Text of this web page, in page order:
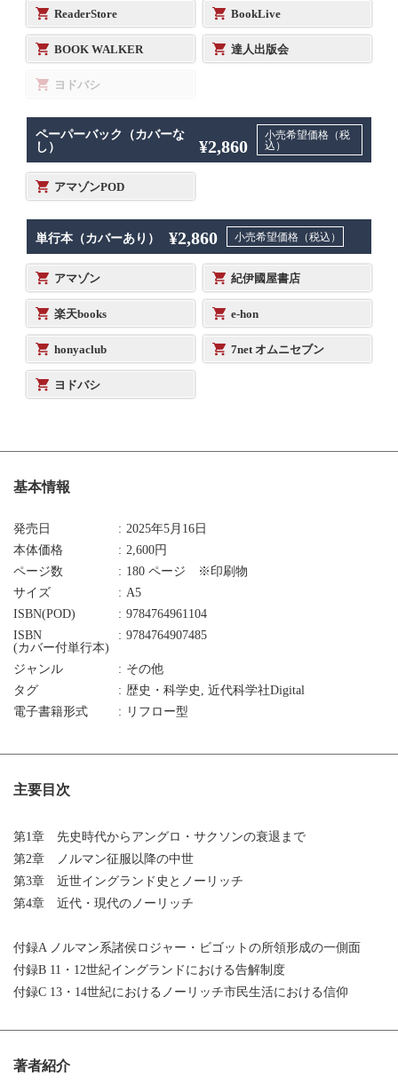
ReaderStore BookLive
BOOK WALKER 達人出版会
ヨドバシ
ペーパーバック（カバーな
し）
¥2,860
小売希望価格（税
込）
アマゾンPOD
単行本（カバーあり） ¥2,860 小売希望価格（税込）
アマゾン 紀伊國屋書店
楽天books e-hon
honyaclub 7net オムニセブン
ヨドバシ
基本情報
発売日
2025年5月16日
本体価格
2,600円
ページ数
180 ページ ※印刷物
サイズ
A5
ISBN(POD)
9784764961104
ISBN
(カバー付単行本)
9784764907485
ジャンル
その他
タグ
歴史・科学史, 近代科学社Digital
電子書籍形式
リフロー型
主要目次
第1章 先史時代からアングロ・サクソンの衰退まで
第2章 ノルマン征服以降の中世
第3章 近世イングランド史とノーリッチ
第4章 近代・現代のノーリッチ
付録A ノルマン系諸侯ロジャー・ビゴットの所領形成の一側面
付録B 11・12世紀イングランドにおける告解制度
付録C 13・14世紀におけるノーリッチ市民生活における信仰
著者紹介